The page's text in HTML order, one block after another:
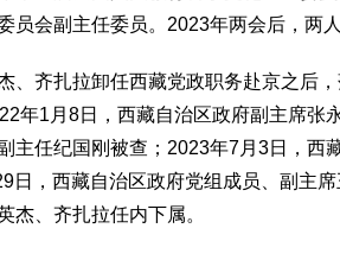
员会副主任委员。2023年两会后，两
齐扎拉卸任西藏党政职务赴京之后，
年1月8日，西藏自治区政府副主席张
主任纪国刚被查；2023年7月3日，西
日，西藏自治区政府党组成员、副主
杰、齐扎拉任内下属。